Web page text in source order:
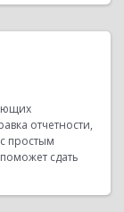
отчетности,
простым
сдать